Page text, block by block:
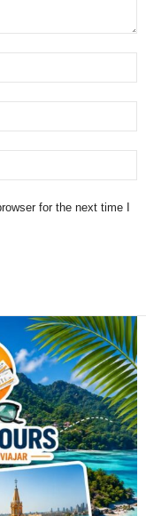
for the next time I